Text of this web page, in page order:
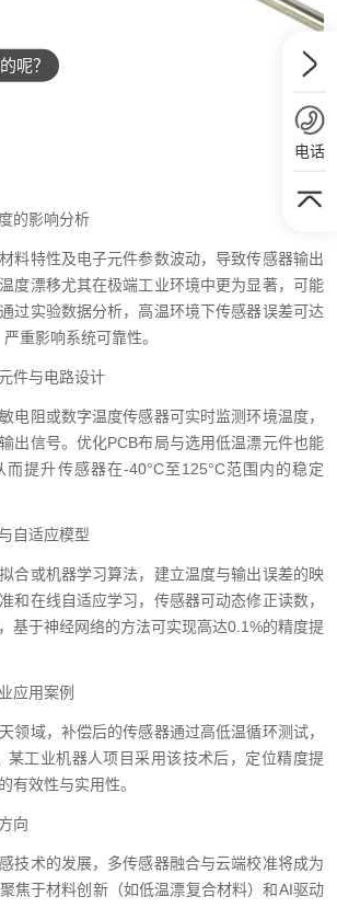
的影响分析
料特性及电子元件参数波动，导致传感器输出
度漂移尤其在极端工业环境中更为显著，可能
过实验数据分析，高温环境下传感器误差可达
重影响系统可靠性。
件与电路设计
电阻或数字温度传感器可实时监测环境温度，
出信号。优化PCB布局与选用低温漂元件也能
提升传感器在-40°C至125°C范围内的稳定
自适应模型
合或机器学习算法，建立温度与输出误差的映
和在线自适应学习，传感器可动态修正读数，
基于神经网络的方法可实现高达0.1%的精度提
应用案例
领域，补偿后的传感器通过高低温循环测试，
某工业机器人项目采用该技术后，定位精度提
有效性与实用性。
向
技术的发展，多传感器融合与云端校准将成为
焦于材料创新（如低温漂复合材料）和AI驱动
电话
呢？